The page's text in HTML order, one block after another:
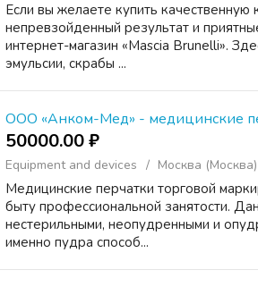
Если вы желаете купить
непревзойденный результат и
интернет-магазин «Mascia Brunelli».
эмульсии, скрабы ...
ООО «Анком-Мед» - медицинские
50000.00 ₽
Equipment and devices Москва (Москва)
Медицинские перчатки торговой
быту профессиональной занятости.
нестерильными, неопудренными и
именно пудра способ...